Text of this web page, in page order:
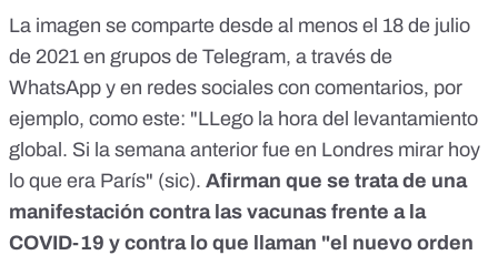
La imagen se comparte desde al menos el 18 de julio
de 2021 en grupos de Telegram, a través de
WhatsApp y en redes sociales con comentarios, por
ejemplo, como este: "LLego la hora del levantamiento
global. Si la semana anterior fue en Londres mirar hoy
lo que era París" (sic). Afirman que se trata de una
manifestación contra las vacunas frente a la
COVID-19 y contra lo que llaman "el nuevo orden